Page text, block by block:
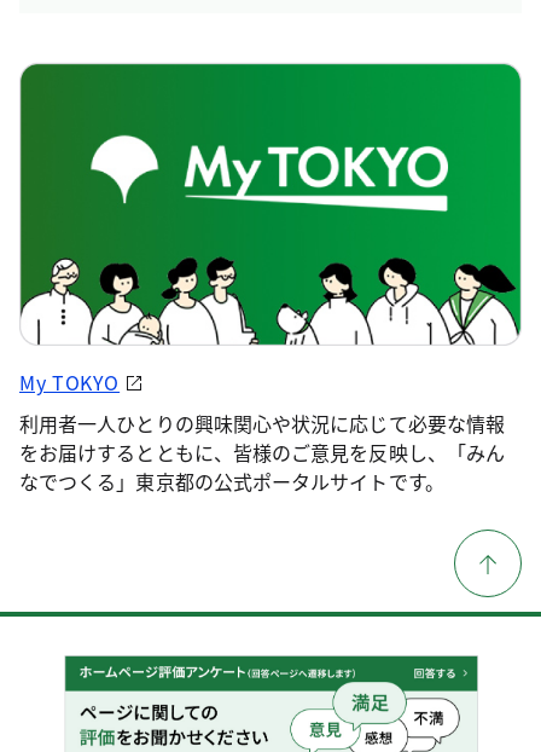
My TOKYO
利用者一人ひとりの興味関心や状況に応じて必要な情報
をお届けするとともに、皆様のご意見を反映し、「みん
なでつくる」東京都の公式ポータルサイトです。